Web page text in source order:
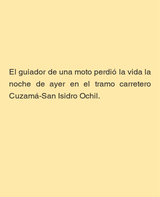
El guiador de una moto perdió la vida la
noche de ayer en el tramo carretero
Cuzamá-San Isidro Ochil.